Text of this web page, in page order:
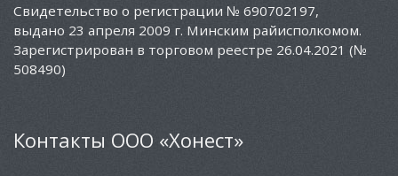
Свидетельство о регистрации № 690702197,
выдано 23 апреля 2009 г. Минским райисполкомом.
Зарегистрирован в торговом реестре 26.04.2021 (№
508490)
Контакты ООО «Хонест»